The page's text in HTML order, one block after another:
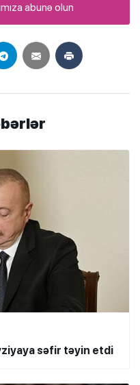
abunə olun
səfir təyin etdi